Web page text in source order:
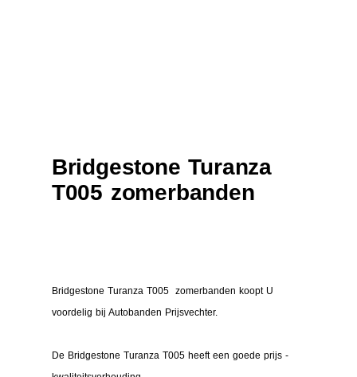
Bridgestone Turanza
T005 zomerbanden
Bridgestone Turanza T005 zomerbanden koopt U
voordelig bij Autobanden Prijsvechter.
De Bridgestone Turanza T005 heeft een goede prijs -